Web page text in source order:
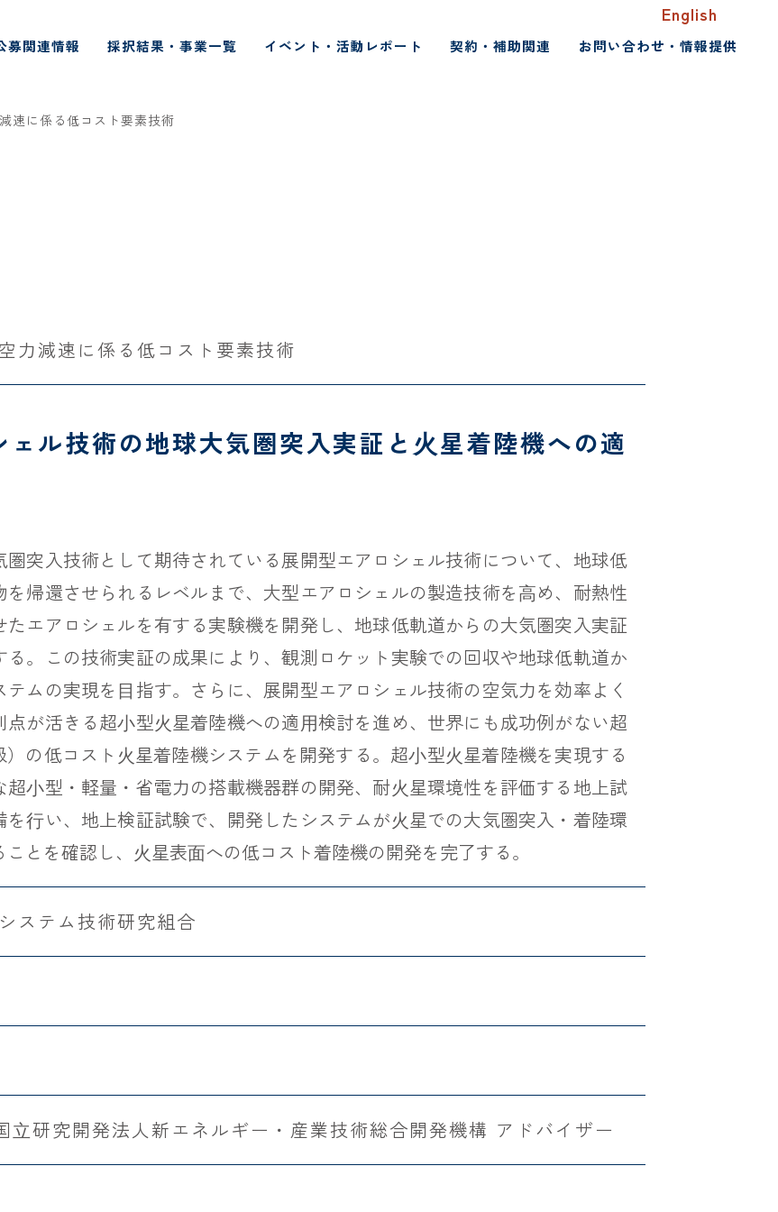
English
募関連情報 採択結果・事業一覧 イベント・活動レポート 契約・補助関連 お問い合わせ・情報提供
速に係る低コスト要素技術
力減速に係る低コスト要素技術
ル技術の地球大気圏突入実証と⽕星着陸機への適
圏突入技術として期待されている展開型エアロシェル技術について、地球低
を帰還させられるレベルまで、大型エアロシェルの製造技術を⾼め、耐熱性
たエアロシェルを有する実験機を開発し、地球低軌道からの大気圏突入実証
る。この技術実証の成果により、観測ロケット実験での回収や地球低軌道か
テムの実現を⽬指す。さらに、展開型エアロシェル技術の空気力を効率よく
点が活きる超⼩型⽕星着陸機への適⽤検討を進め、世界にも成功例がない超
）の低コスト⽕星着陸機システムを開発する。超⼩型⽕星着陸機を実現する
超⼩型・軽量・省電力の搭載機器群の開発、耐⽕星環境性を評価する地上試
を⾏い、地上検証試験で、開発したシステムが⽕星での大気圏突入・着陸環
とを確認し、⽕星表⾯への低コスト着陸機の開発を完了する。
ステム技術研究組合
⽴研究開発法人新エネルギー・産業技術総合開発機構 アドバイザー